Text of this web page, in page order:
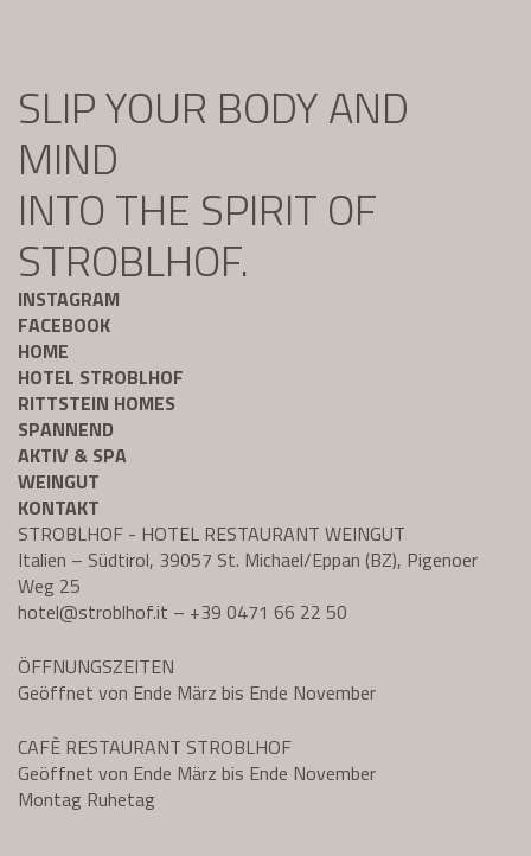
SLIP YOUR BODY AND
MIND
INTO THE SPIRIT OF
STROBLHOF.
INSTAGRAM
FACEBOOK
HOME
HOTEL STROBLHOF
RITTSTEIN HOMES
SPANNEND
AKTIV & SPA
WEINGUT
KONTAKT
STROBLHOF - HOTEL RESTAURANT WEINGUT
Italien – Südtirol, 39057 St. Michael/Eppan (BZ), Pigenoer
Weg 25
hotel@stroblhof.it – +39 0471 66 22 50
ÖFFNUNGSZEITEN
Geöffnet von Ende März bis Ende November
CAFÈ RESTAURANT STROBLHOF
Geöffnet von Ende März bis Ende November
Montag Ruhetag